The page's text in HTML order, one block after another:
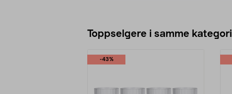
Toppselgere i samme kategori
-43%